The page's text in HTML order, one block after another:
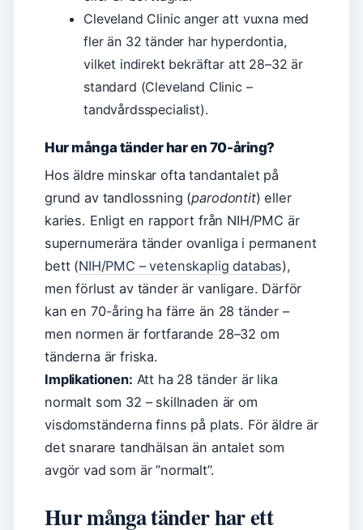
Cleveland Clinic anger att vuxna med
fler än 32 tänder har hyperdontia,
vilket indirekt bekräftar att 28–32 är
standard (Cleveland Clinic –
tandvårdsspecialist).
Hur många tänder har en 70-åring?
Hos äldre minskar ofta tandantalet på
grund av tandlossning (parodontit) eller
karies. Enligt en rapport från NIH/PMC är
supernumerära tänder ovanliga i permanent
bett (NIH/PMC – vetenskaplig databas),
men förlust av tänder är vanligare. Därför
kan en 70-åring ha färre än 28 tänder –
men normen är fortfarande 28–32 om
tänderna är friska.
Implikationen: Att ha 28 tänder är lika
normalt som 32 – skillnaden är om
visdomständerna finns på plats. För äldre är
det snarare tandhälsan än antalet som
avgör vad som är ”normalt”.
Hur många tänder har ett